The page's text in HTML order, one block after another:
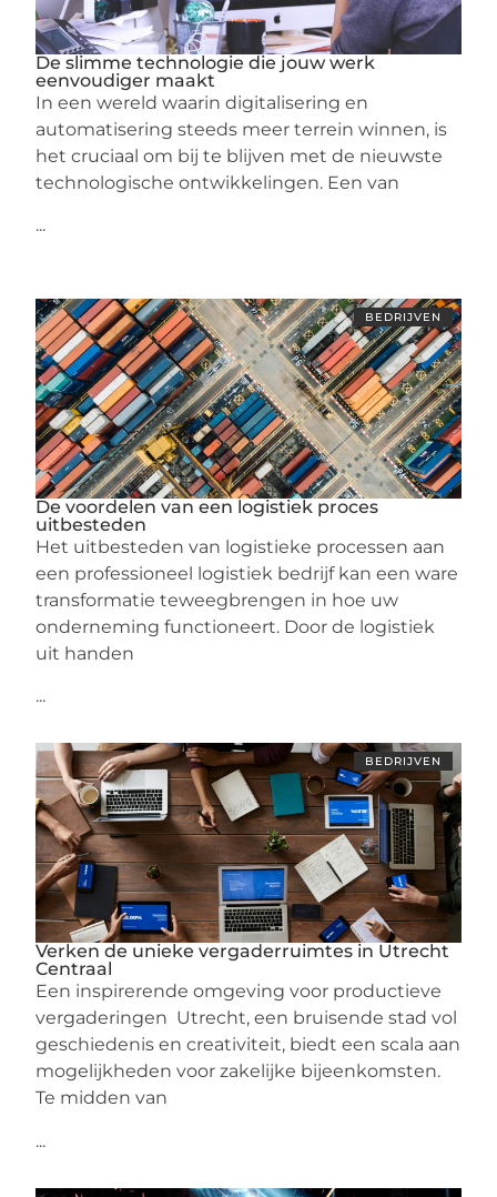
De slimme technologie die jouw werk
eenvoudiger maakt
In een wereld waarin digitalisering en
automatisering steeds meer terrein winnen, is
het cruciaal om bij te blijven met de nieuwste
technologische ontwikkelingen. Een van
...
BEDRIJVEN
De voordelen van een logistiek proces
uitbesteden
Het uitbesteden van logistieke processen aan
een professioneel logistiek bedrijf kan een ware
transformatie teweegbrengen in hoe uw
onderneming functioneert. Door de logistiek
uit handen
...
BEDRIJVEN
Verken de unieke vergaderruimtes in Utrecht
Centraal
Een inspirerende omgeving voor productieve
vergaderingen Utrecht, een bruisende stad vol
geschiedenis en creativiteit, biedt een scala aan
mogelijkheden voor zakelijke bijeenkomsten.
Te midden van
...